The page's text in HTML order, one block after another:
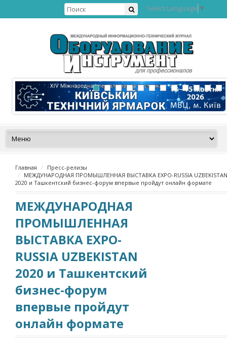
Select Language ▼
Главная
Пресс-релизы
МЕЖДУНАРОДНАЯ ПРОМЫШЛЕННАЯ ВЫСТАВКА EXPO-RUSSIA UZBEKISTAN
2020 и Ташкентский бизнес-форум впервые пройдут онлайн формате
МЕЖДУНАРОДНАЯ
ПРОМЫШЛЕННАЯ
ВЫСТАВКА EXPO-
RUSSIA UZBEKISTAN
2020 и Ташкентский
бизнес-форум
впервые пройдут
онлайн формате